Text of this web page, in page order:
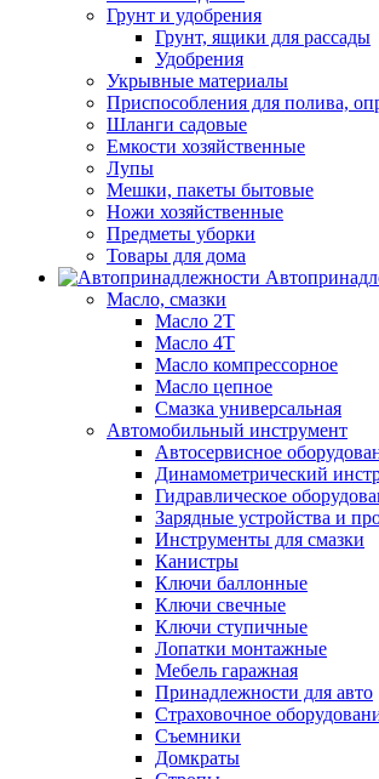
Грунт и удобрения
Грунт, ящики для рассады
Удобрения
Укрывные материалы
Приспособления для полива,
Шланги садовые
Емкости хозяйственные
Лупы
Мешки, пакеты бытовые
Ножи хозяйственные
Предметы уборки
Товары для дома
Масло, смазки
Масло 2Т
Масло 4Т
Масло компрессорное
Масло цепное
Смазка универсальная
Автомобильный инструмент
Автосервисное
Динамометрический
Гидравлическое
Зарядные устройства и
Инструменты для смазки
Канистры
Ключи баллонные
Ключи свечные
Ключи ступичные
Лопатки монтажные
Мебель гаражная
Принадлежности для авто
Страховочное
Съемники
Домкраты